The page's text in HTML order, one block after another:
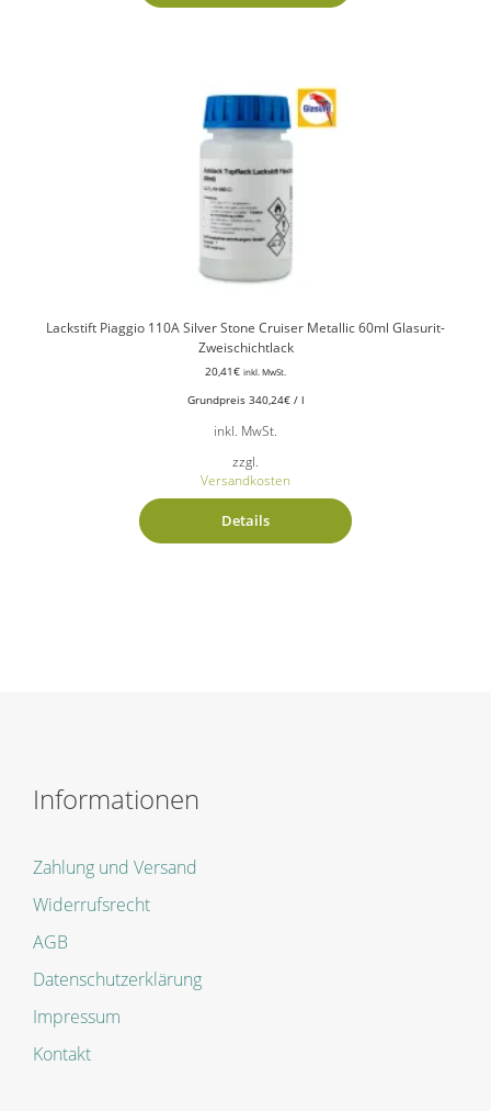
Lackstift Piaggio 110A Silver Stone Cruiser Metallic 60ml Glasurit-
Zweischichtlack
20,41€ inkl. MwSt.
Grundpreis 340,24€/ l
inkl. MwSt.
zzgl.
Versandkosten
Details
Informationen
Zahlung und Versand
Widerrufsrecht
AGB
Datenschutzerklärung
Impressum
Kontakt